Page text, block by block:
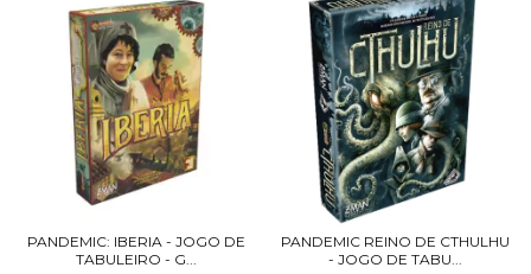
PANDEMIC: IBERIA - JOGO DE
TABULEIRO - G...
PANDEMIC REINO DE CTHULHU
- JOGO DE TABU...